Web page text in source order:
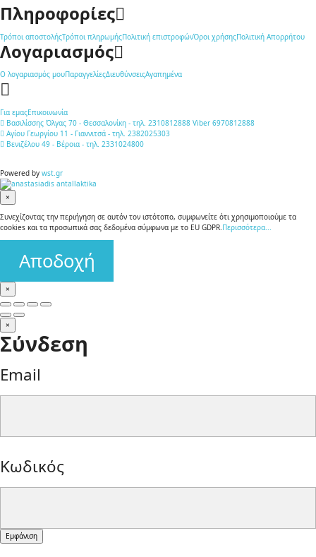
Πληροφορίες
Τρόποι αποστολήςΤρόποι πληρωμήςΠολιτική επιστροφώνΌροι χρήσηςΠολιτική Απορρήτου
Λογαριασμός
Ο λογαριασμός μουΠαραγγελίεςΔιευθύνσειςΑγαπημένα
Για εμαςΕπικοινωνία
Βασιλίσσης Όλγας 70 - Θεσσαλονίκη - τηλ. 2310812888 Viber 6970812888
Αγίου Γεωργίου 11 - Γιαννιτσά - τηλ. 2382025303
Βενιζέλου 49 - Βέροια - τηλ. 2331024800
Powered by wst.gr
×
Συνεχίζοντας την περιήγηση σε αυτόν τον ιστότοπο, συμφωνείτε ότι χρησιμοποιούμε τα
cookies και τα προσωπικά σας δεδομένα σύμφωνα με το EU GDPR.Περισσότερα...
Αποδοχή
×
×
Σύνδεση
Email
control
Κωδικός
form-
Εμφάνιση